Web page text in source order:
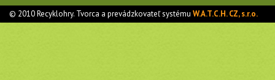
© 2010 Recyklohry. Tvorca a prevádzkovateľ systémuW.A.T.C.H. CZ, s.r.o.